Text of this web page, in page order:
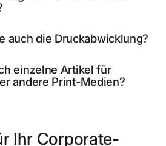
auch die Druckabwicklung?
einzelne Artikel für
andere Print-Medien?
Ihr Corporate-